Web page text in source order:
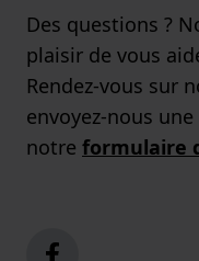
Des questions ?
plaisir de vous
Rendez-vous sur
envoyez-nous
notre formulaire